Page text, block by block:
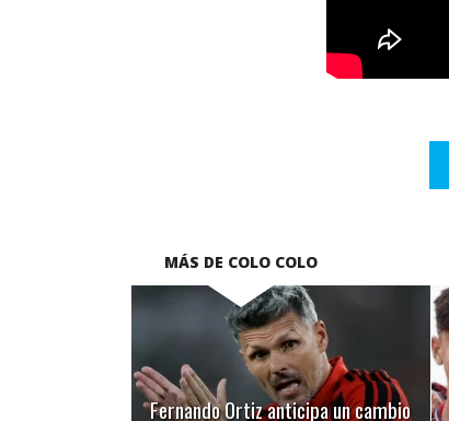
MÁS DE COLO COLO
Fernando Ortiz anticipa un cambio
LEER MÁS